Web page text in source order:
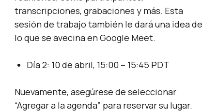
transcripciones, grabaciones y más. Esta
sesión de trabajo también le dará una idea de
lo que se avecina en Google Meet.
Día 2: 10 de abril, 15:00 – 15:45 PDT
Nuevamente, asegúrese de seleccionar
“Agregar a la agenda” para reservar su lugar.